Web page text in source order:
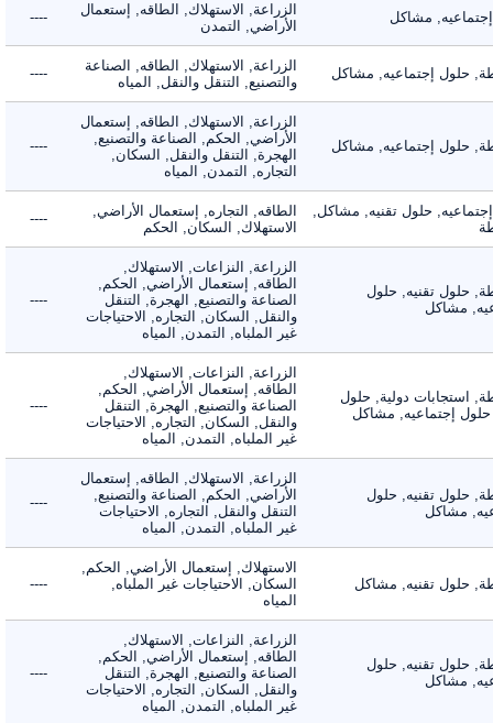
مشاكل
الزراعة, الاستهلاك, الطاقه, إستعمال
الأراضي, التمدن
----
حلول إجتماعيه, مشاكل
الزراعة, الاستهلاك, الطاقه, الصناعة
والتصنيع, التنقل والنقل, المياه
----
حلول إجتماعيه, مشاكل
الزراعة, الاستهلاك, الطاقه, إستعمال
الأراضي, الحكم, الصناعة والتصنيع,
الهجرة, التنقل والنقل, السكان,
التجاره, التمدن, المياه
----
حلول تقنيه, مشاكل,
الطاقه, التجاره, إستعمال الأراضي,
الاستهلاك, السكان, الحكم
----
حلول تقنيه, حلول
مشاكل
الزراعة, النزاعات, الاستهلاك,
الطاقه, إستعمال الأراضي, الحكم,
الصناعة والتصنيع, الهجرة, التنقل
والنقل, السكان, التجاره, الاحتياجات
غير الملباه, التمدن, المياه
----
استجابات دولية, حلول
إجتماعيه, مشاكل
الزراعة, النزاعات, الاستهلاك,
الطاقه, إستعمال الأراضي, الحكم,
الصناعة والتصنيع, الهجرة, التنقل
والنقل, السكان, التجاره, الاحتياجات
غير الملباه, التمدن, المياه
----
حلول تقنيه, حلول
مشاكل
الزراعة, الاستهلاك, الطاقه, إستعمال
الأراضي, الحكم, الصناعة والتصنيع,
التنقل والنقل, التجاره, الاحتياجات
غير الملباه, التمدن, المياه
----
حلول تقنيه, مشاكل
الاستهلاك, إستعمال الأراضي, الحكم,
السكان, الاحتياجات غير الملباه,
المياه
----
حلول تقنيه, حلول
مشاكل
الزراعة, النزاعات, الاستهلاك,
الطاقه, إستعمال الأراضي, الحكم,
الصناعة والتصنيع, الهجرة, التنقل
والنقل, السكان, التجاره, الاحتياجات
غير الملباه, التمدن, المياه
----